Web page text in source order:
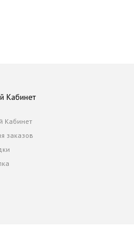
Кабинет
Кабинет
заказов